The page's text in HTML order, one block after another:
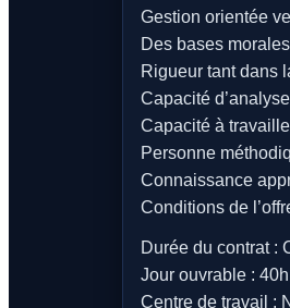
Gestion orientée
Des bases
Rigueur tant dans
Capacité
Capacité à
Personne
Connaissance
Conditions de
Durée du contrat :
Jour ouvrable :
Centre de travail :